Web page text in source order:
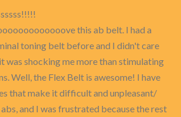
this ab belt. I had a
toning belt before and I didn't care
was shocking me more than stimulating
Well, the Flex Belt is awesome! I have
that make it difficult and unpleasant/
and I was frustrated because the rest